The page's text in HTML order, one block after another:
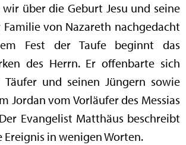
über die Geburt Jesu und seine
von Nazareth nachgedacht
Fest der Taufe beginnt das
des Herrn. Er offenbarte sich
Täufer und seinen Jüngern sowie
Jordan vom Vorläufer des Messias
Evangelist Matthäus beschreibt
Ereignis in wenigen Worten.